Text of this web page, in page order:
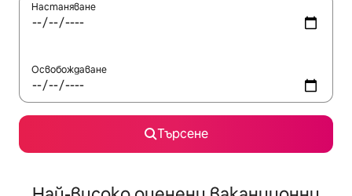
Настаняване
Освобождаване
Търсене